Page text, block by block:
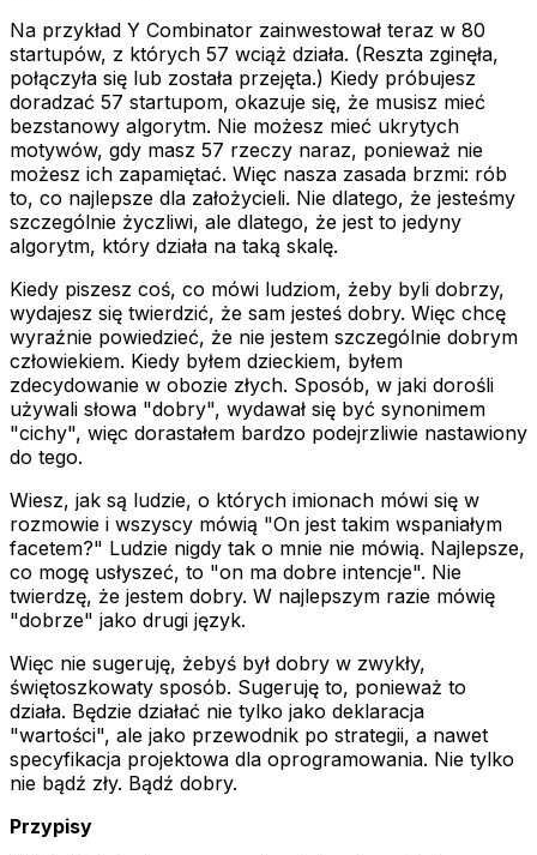
Na przykład Y Combinator zainwestował teraz w 80
startupów, z których 57 wciąż działa. (Reszta zginęła,
połączyła się lub została przejęta.) Kiedy próbujesz
doradzać 57 startupom, okazuje się, że musisz mieć
bezstanowy algorytm. Nie możesz mieć ukrytych
motywów, gdy masz 57 rzeczy naraz, ponieważ nie
możesz ich zapamiętać. Więc nasza zasada brzmi: rób
to, co najlepsze dla założycieli. Nie dlatego, że jesteśmy
szczególnie życzliwi, ale dlatego, że jest to jedyny
algorytm, który działa na taką skalę.
Kiedy piszesz coś, co mówi ludziom, żeby byli dobrzy,
wydajesz się twierdzić, że sam jesteś dobry. Więc chcę
wyraźnie powiedzieć, że nie jestem szczególnie dobrym
człowiekiem. Kiedy byłem dzieckiem, byłem
zdecydowanie w obozie złych. Sposób, w jaki dorośli
używali słowa "dobry", wydawał się być synonimem
"cichy", więc dorastałem bardzo podejrzliwie nastawiony
do tego.
Wiesz, jak są ludzie, o których imionach mówi się w
rozmowie i wszyscy mówią "On jest takim wspaniałym
facetem?" Ludzie nigdy tak o mnie nie mówią. Najlepsze,
co mogę usłyszeć, to "on ma dobre intencje". Nie
twierdzę, że jestem dobry. W najlepszym razie mówię
"dobrze" jako drugi język.
Więc nie sugeruję, żebyś był dobry w zwykły,
świętoszkowaty sposób. Sugeruję to, ponieważ to
działa. Będzie działać nie tylko jako deklaracja
"wartości", ale jako przewodnik po strategii, a nawet
specyfikacja projektowa dla oprogramowania. Nie tylko
nie bądź zły. Bądź dobry.
Przypisy